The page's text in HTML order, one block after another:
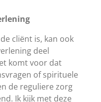
cliënt is, kan ook
deel
komt voor dat
of spirituele
de reguliere zorg
Ik kijk met deze